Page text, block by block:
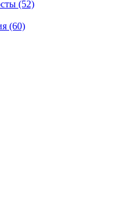
(52)
(60)